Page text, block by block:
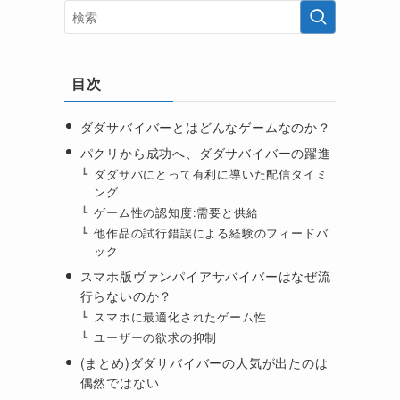
目次
ダダサバイバーとはどんなゲームなのか？
パクリから成功へ、ダダサバイバーの躍進
ダダサバにとって有利に導いた配信タイミ
ング
ゲーム性の認知度:需要と供給
他作品の試行錯誤による経験のフィードバ
ック
スマホ版ヴァンパイアサバイバーはなぜ流
行らないのか？
スマホに最適化されたゲーム性
ユーザーの欲求の抑制
(まとめ)ダダサバイバーの人気が出たのは
偶然ではない